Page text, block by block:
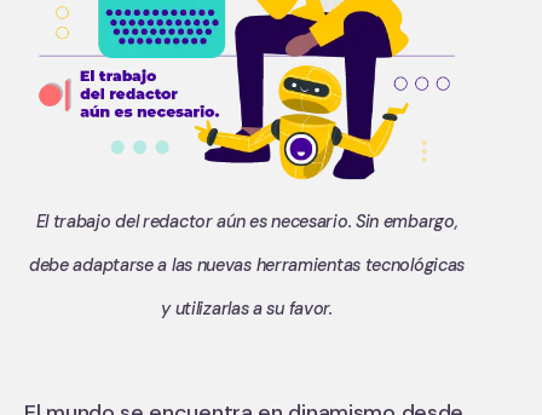
El trabajo del redactor aún es necesario. Sin embargo,
debe adaptarse a las nuevas herramientas tecnológicas
y utilizarlas a su favor.